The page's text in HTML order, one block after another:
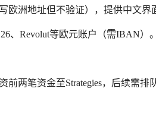
欧洲地址但不验证），提供中文界
、Revolut等欧元账户（需IBAN）。
前两笔资金至Strategies，后续需